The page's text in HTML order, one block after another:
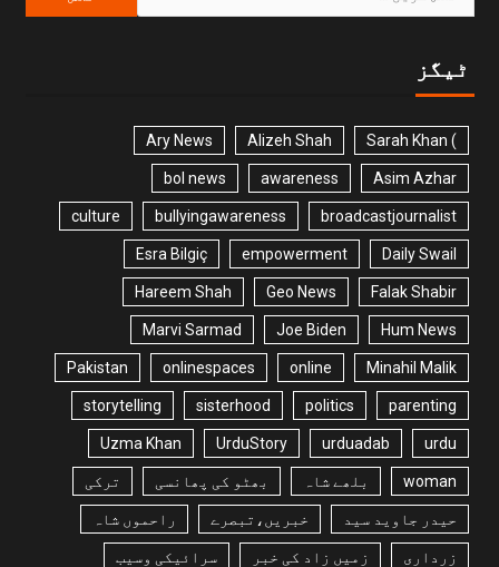
ٹیگز
) Sarah Khan
Alizeh Shah
Ary News
Asim Azhar
awareness
bol news
broadcastjournalist
bullyingawareness
culture
Daily Swail
empowerment
Esra Bilgiç
Falak Shabir
Geo News
Hareem Shah
Hum News
Joe Biden
Marvi Sarmad
Minahil Malik
online
onlinespaces
Pakistan
parenting
politics
sisterhood
storytelling
urdu
urduadab
UrduStory
Uzma Khan
woman بلھے شاہ بھٹو کی پھانسی ترکی
حیدر جاوید سید خبریں،تبصرے راحموں شاہ
زرداری زمیں زاد کی خبر سرائیکی وسیب